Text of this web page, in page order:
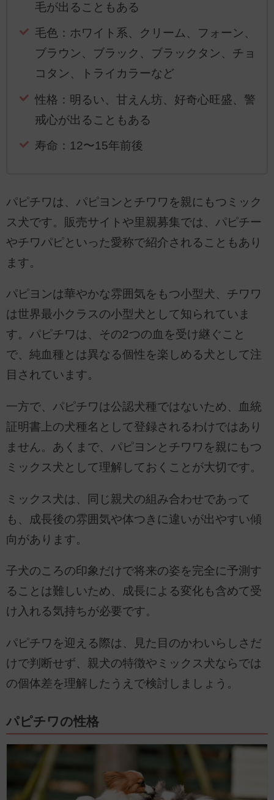
毛が出ることもある
毛色：ホワイト系、クリーム、フォーン、
ブラウン、ブラック、ブラックタン、チョ
コタン、トライカラーなど
性格：明るい、甘えん坊、好奇心旺盛、警
戒心が出ることもある
寿命：12〜15年前後
パピチワは、パピヨンとチワワを親にもつミック
ス犬です。販売サイトや里親募集では、パピチー
やチワパピといった愛称で紹介されることもあり
ます。
パピヨンは華やかな雰囲気をもつ小型犬、チワワ
は世界最小クラスの小型犬として知られていま
す。パピチワは、その2つの血を受け継ぐこと
で、純血種とは異なる個性を楽しめる犬として注
目されています。
一方で、パピチワは公認犬種ではないため、血統
証明書上の犬種名として登録されるわけではあり
ません。あくまで、パピヨンとチワワを親にもつ
ミックス犬として理解しておくことが大切です。
ミックス犬は、同じ親犬の組み合わせであって
も、成長後の雰囲気や体つきに違いが出やすい傾
向があります。
子犬のころの印象だけで将来の姿を完全に予測す
ることは難しいため、成長による変化も含めて受
け入れる気持ちが必要です。
パピチワを迎える際は、見た目のかわいらしさだ
けで判断せず、親犬の特徴やミックス犬ならでは
の個体差を理解したうえで検討しましょう。
パピチワの性格